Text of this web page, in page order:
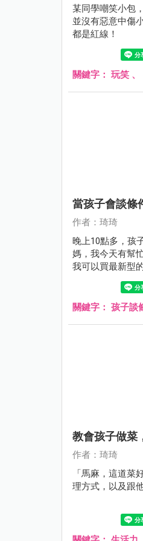
某同學嘲笑小包，故
並沒有惡意中傷
都是紅線！
關鍵字： 玩笑 、
當孩子會談條
作者：琦琦
晚上10點多，孩
媽，我今天有幫
我可以買最新型
示爸媽又遇到下
關鍵字： 孩子談
教會孩子做菜
作者：琦琦
「馬麻，這道
理方式，以及跟